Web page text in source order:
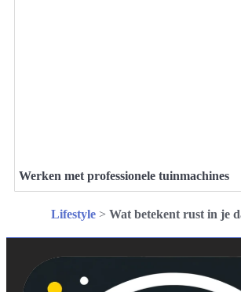
Werken met professionele tuinmachines
Lifestyle> Wat betekent rust in je